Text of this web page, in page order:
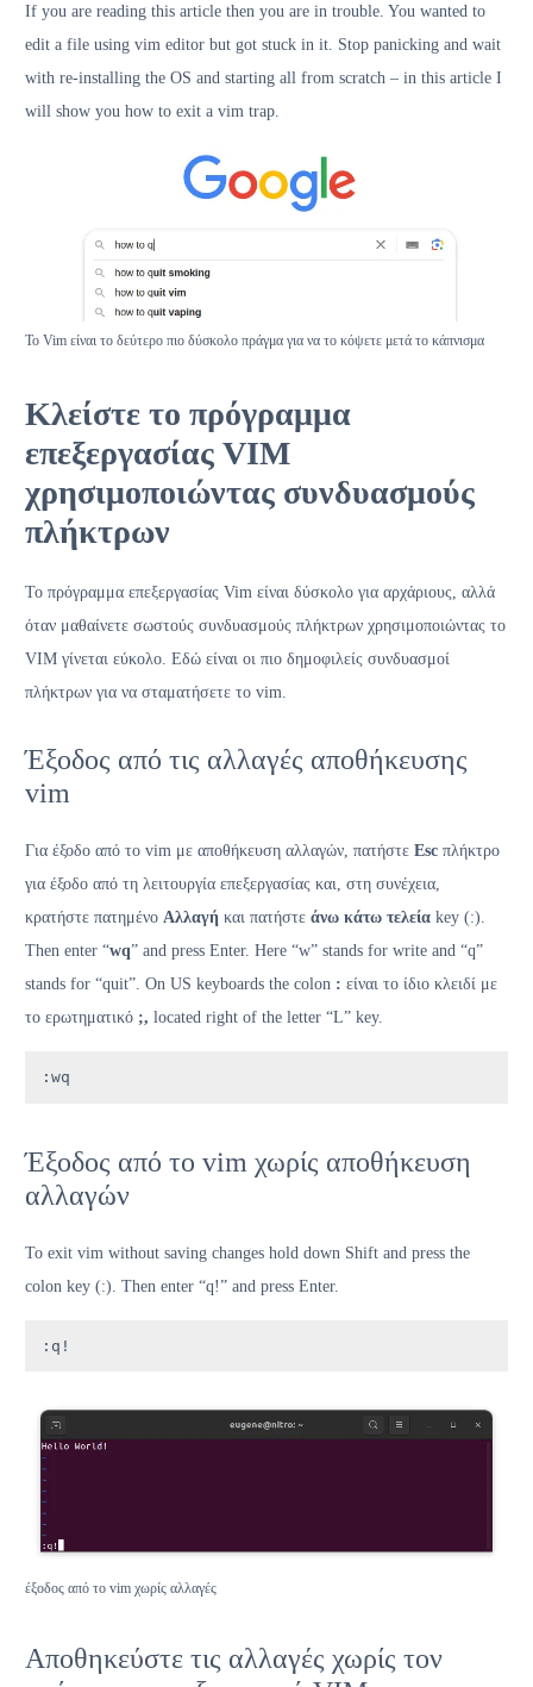
If you are reading this article then you are in trouble. You wanted to
edit a file using vim editor but got stuck in it. Stop panicking and wait
with re-installing the OS and starting all from scratch – in this article I
will show you how to exit a vim trap.
Το Vim είναι το δεύτερο πιο δύσκολο πράγμα για να το κόψετε μετά το κάπνισμα
Κλείστε το πρόγραμμα
επεξεργασίας VIM
χρησιμοποιώντας συνδυασμούς
πλήκτρων
Το πρόγραμμα επεξεργασίας Vim είναι δύσκολο για αρχάριους, αλλά
όταν μαθαίνετε σωστούς συνδυασμούς πλήκτρων χρησιμοποιώντας το
VIM γίνεται εύκολο. Εδώ είναι οι πιο δημοφιλείς συνδυασμοί
πλήκτρων για να σταματήσετε το vim.
Έξοδος από τις αλλαγές αποθήκευσης
vim
Για έξοδο από το vim με αποθήκευση αλλαγών, πατήστε Esc πλήκτρο
για έξοδο από τη λειτουργία επεξεργασίας και, στη συνέχεια,
κρατήστε πατημένο Αλλαγή και πατήστε άνω κάτω τελεία key (:).
Then enter “wq” and press Enter. Here “w” stands for write and “q”
stands for “quit”. On US keyboards the colon : είναι το ίδιο κλειδί με
το ερωτηματικό ;, located right of the letter “L” key.
:wq
Έξοδος από το vim χωρίς αποθήκευση
αλλαγών
To exit vim without saving changes hold down Shift and press the
colon key (:). Then enter “q!” and press Enter.
:q!
έξοδος από το vim χωρίς αλλαγές
Αποθηκεύστε τις αλλαγές χωρίς τον